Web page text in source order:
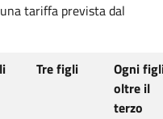
tariffa prevista dal
Tre figli
Ogni
oltre il
terzo